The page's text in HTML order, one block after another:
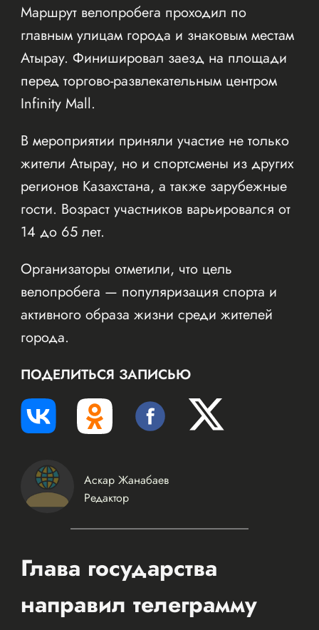
Маршрут велопробега проходил по
главным улицам города и знаковым местам
Атырау. Финишировал заезд на площади
перед торгово-развлекательным центром
Infinity Mall.
В мероприятии приняли участие не только
жители Атырау, но и спортсмены из других
регионов Казахстана, а также зарубежные
гости. Возраст участников варьировался от
14 до 65 лет.
Организаторы отметили, что цель
велопробега — популяризация спорта и
активного образа жизни среди жителей
города.
ПОДЕЛИТЬСЯ ЗАПИСЬЮ
Аскар Жанабаев
Редактор
Глава государства
направил телеграмму